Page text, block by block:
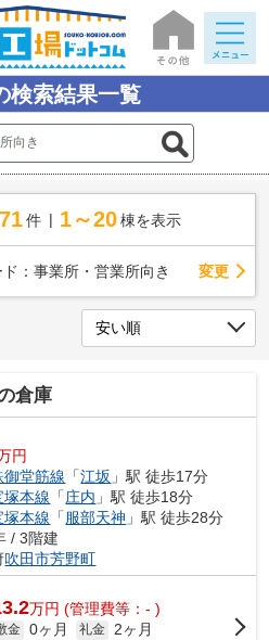
検索結果一覧
71 件 1～20 棟を表示
：事業所・営業所向き 変更
倉庫
円
御堂筋線 「江坂 」駅 徒歩17分
塚本線 「庄内 」駅 徒歩18分
塚本線 「服部天神 」駅 徒歩28分
/ 3階建
吹田市芳野町
万円 (管理費等：- )
金 0ヶ月 礼金
2ヶ月